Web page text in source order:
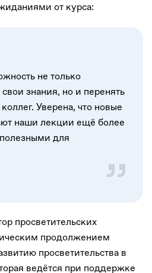
от курса:
не только
знания, но и перенять
Уверена, что новые
наши лекции ещё более
для
просветительских
продолжением
просветительства в
ведётся при поддержке